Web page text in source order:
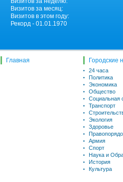
Визитов за месяц:
Визитов в этом году:
Рекорд - 01.01.1970
Главная Городские
24 часа
Политика
Экономика
Общество
Социальная
Транспорт
Экология
Здоровье
Армия
Спорт
Наука и
История
Культура